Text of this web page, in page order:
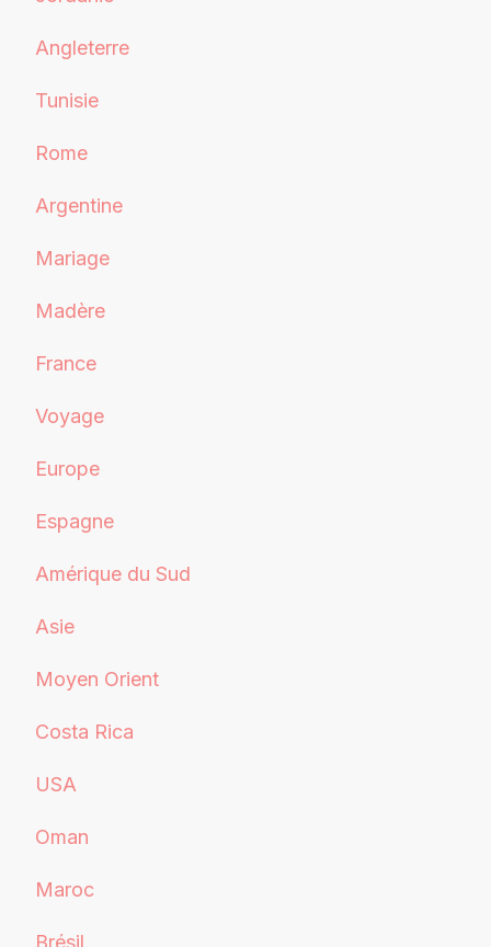
Angleterre
Tunisie
Rome
Argentine
Mariage
Madère
France
Voyage
Europe
Espagne
Amérique du Sud
Asie
Moyen Orient
Costa Rica
USA
Oman
Maroc
Brésil